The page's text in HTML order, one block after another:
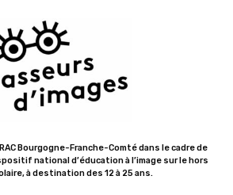
Bourgogne-Franche-Comté dans le cadre de
national d’éducation à l’image sur le hors
à destination des 12 à 25 ans.